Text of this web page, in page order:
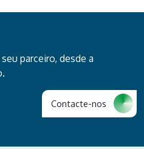
parceiro, desde a
Contacte-nos